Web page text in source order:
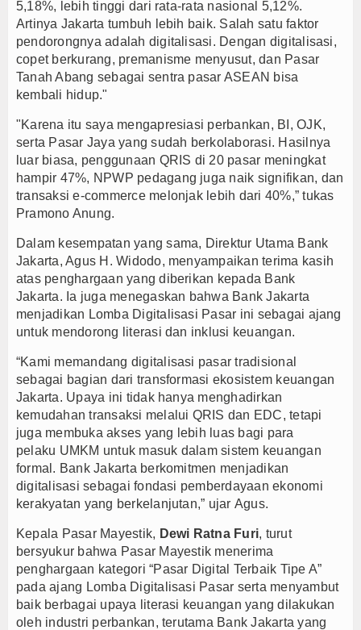
5,18%, lebih tinggi dari rata-rata nasional 5,12%.
Artinya Jakarta tumbuh lebih baik. Salah satu faktor
pendorongnya adalah digitalisasi. Dengan digitalisasi,
copet berkurang, premanisme menyusut, dan Pasar
Tanah Abang sebagai sentra pasar ASEAN bisa
kembali hidup."
"Karena itu saya mengapresiasi perbankan, BI, OJK,
serta Pasar Jaya yang sudah berkolaborasi. Hasilnya
luar biasa, penggunaan QRIS di 20 pasar meningkat
hampir 47%, NPWP pedagang juga naik signifikan, dan
transaksi e-commerce melonjak lebih dari 40%,” tukas
Pramono Anung.
Dalam kesempatan yang sama, Direktur Utama Bank
Jakarta, Agus H. Widodo, menyampaikan terima kasih
atas penghargaan yang diberikan kepada Bank
Jakarta. Ia juga menegaskan bahwa Bank Jakarta
menjadikan Lomba Digitalisasi Pasar ini sebagai ajang
untuk mendorong literasi dan inklusi keuangan.
“Kami memandang digitalisasi pasar tradisional
sebagai bagian dari transformasi ekosistem keuangan
Jakarta. Upaya ini tidak hanya menghadirkan
kemudahan transaksi melalui QRIS dan EDC, tetapi
juga membuka akses yang lebih luas bagi para
pelaku UMKM untuk masuk dalam sistem keuangan
formal. Bank Jakarta berkomitmen menjadikan
digitalisasi sebagai fondasi pemberdayaan ekonomi
kerakyatan yang berkelanjutan,” ujar Agus.
Kepala Pasar Mayestik, Dewi Ratna Furi, turut
bersyukur bahwa Pasar Mayestik menerima
penghargaan kategori “Pasar Digital Terbaik Tipe A”
pada ajang Lomba Digitalisasi Pasar serta menyambut
baik berbagai upaya literasi keuangan yang dilakukan
oleh industri perbankan, terutama Bank Jakarta yang